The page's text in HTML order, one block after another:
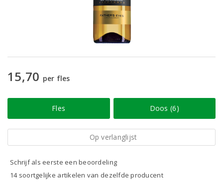
15,70 per fles
Fles Doos (6)
Op verlanglijst
Schrijf als eerste een beoordeling
14 soortgelijke artikelen van dezelfde producent